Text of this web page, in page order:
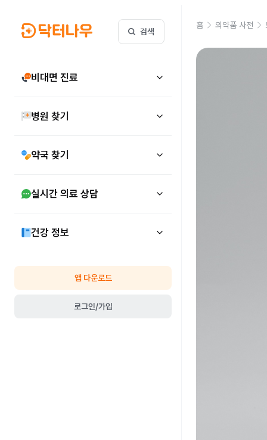
검색
비대면 진료
병원 찾기
약국 찾기
실시간 의료 상담
건강 정보
앱 다운로드
로그인/가입
홈 의약품 사전